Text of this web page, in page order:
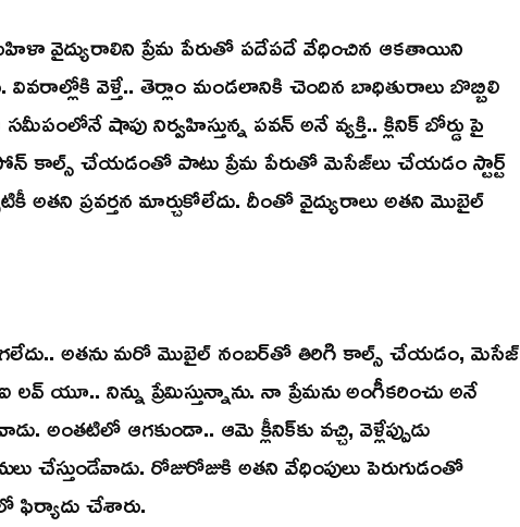
వైద్యురాలిని ప్రేమ పేరుతో పదేపదే వేధించిన ఆకతాయిని
వివరాల్లోకి వెళ్తే.. తెర్లాం మండలానికి చెందిన బాధితురాలు బొబ్బిలి
సమీపంలోనే షాపు నిర్వహిస్తున్న పవన్ అనే వ్యక్తి.. క్లినిక్‌ బోర్డు పై
కాల్స్ చేయడంతో పాటు ప్రేమ పేరుతో మెసేజ్‌లు చేయడం స్టార్ట్
అతని ప్రవర్తన మార్చుకోలేదు. దీంతో వైద్యురాలు అతని మొబైల్
అతను మరో మొబైల్ నంబర్‌తో తిరిగి కాల్స్ చేయడం, మెసేజ్
యూ.. నిన్ను ప్రేమిస్తున్నాను. నా ప్రేమను అంగీకరించు అనే
ఆగకుండా.. ఆమె క్లీనిక్‌కు వచ్చి, వెళ్లేప్పుడు
చేస్తుండేవాడు. రోజురోజుకి అతని వేధింపులు పెరుగుడంతో
చేశారు.